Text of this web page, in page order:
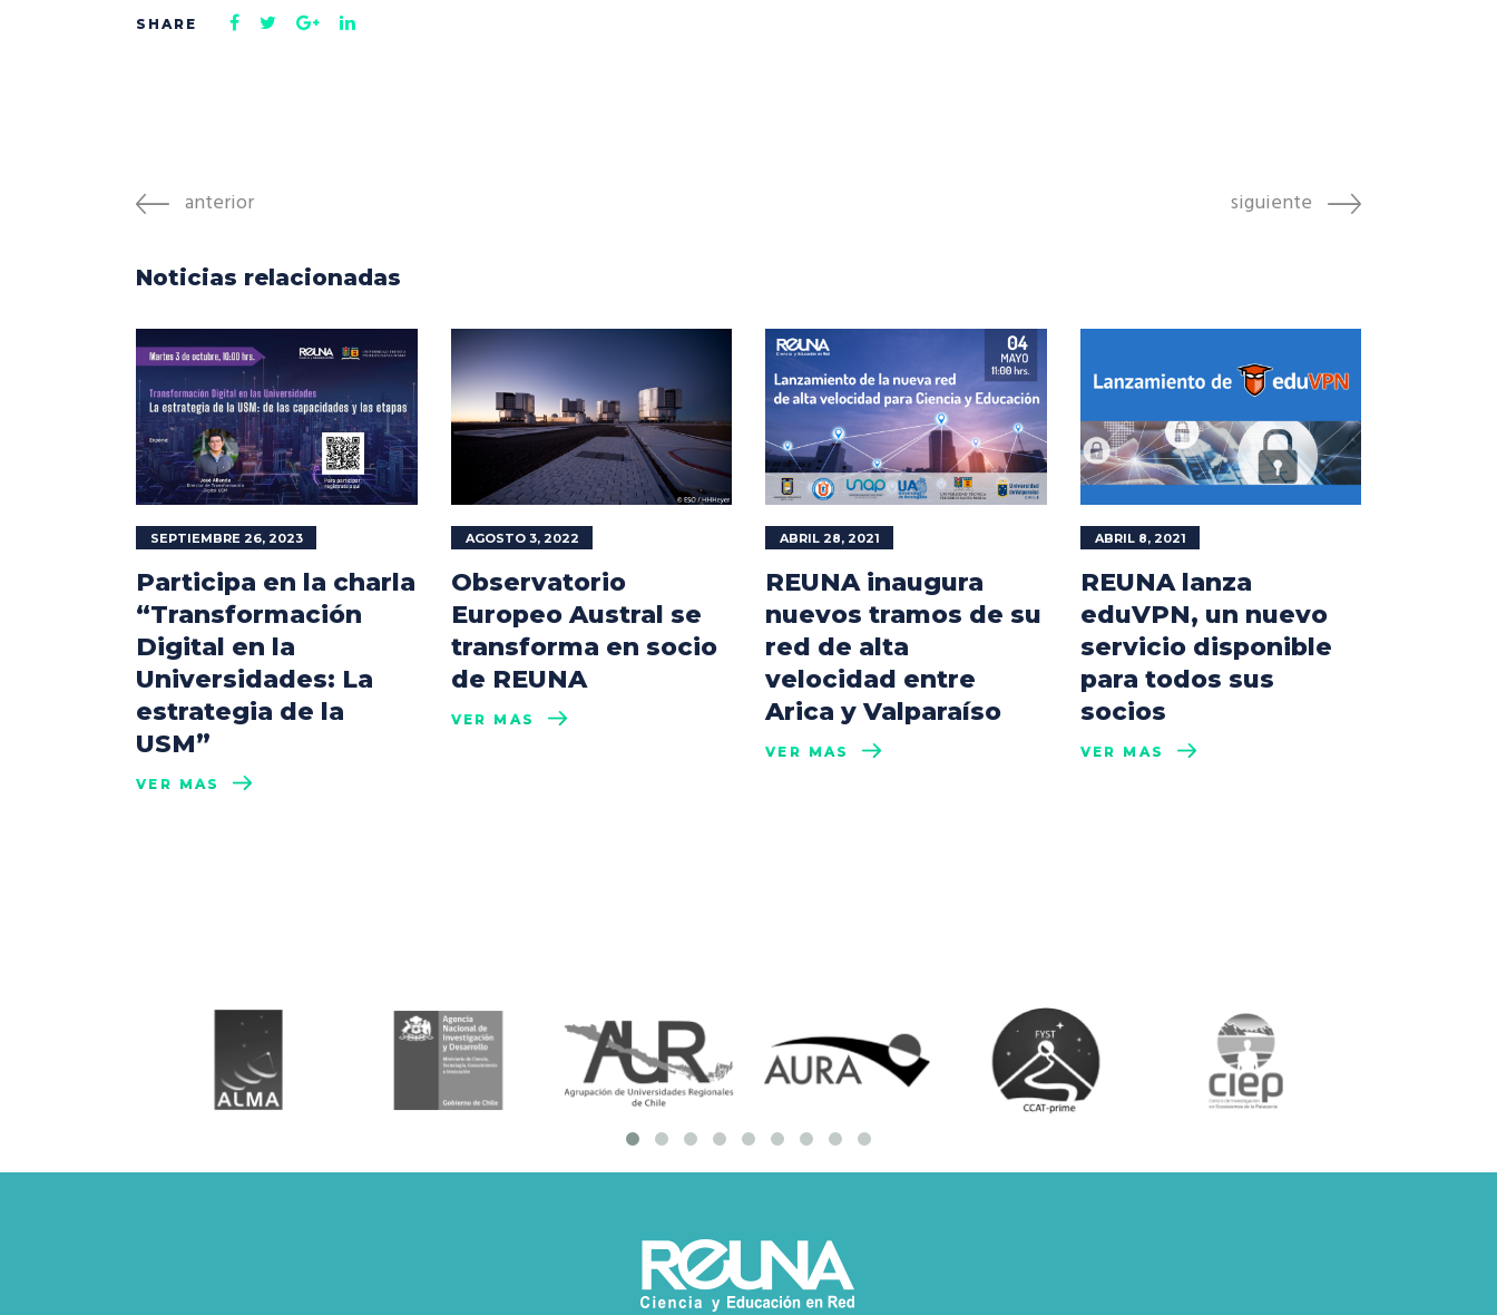
anterior siguiente
Noticias relacionadas
SEPTIEMBRE 26, 2023
Participa en la charla
“Transformación
Digital en la
Universidades: La
estrategia de la
USM”
VER MÁS
AGOSTO 3, 2022
Observatorio
Europeo Austral se
transforma en socio
de REUNA
VER MÁS
ABRIL 28, 2021
REUNA inaugura
nuevos tramos de su
red de alta
velocidad entre
Arica y Valparaíso
VER MÁS
ABRIL 8, 2021
REUNA lanza
eduVPN, un nuevo
servicio disponible
para todos sus
socios
VER MÁS